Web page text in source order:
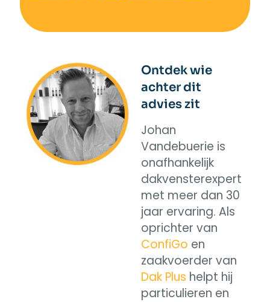
Ontdek wie
achter dit
advies zit
Johan
Vandebuerie is
onafhankelijk
dakvensterexpert
met meer dan 30
jaar ervaring. Als
oprichter van
ConfiGo en
zaakvoerder van
Dak Plus helpt hij
particulieren en